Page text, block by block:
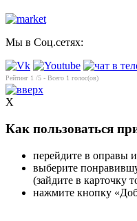
Мы в Соц.сетях:
Рейтинг 1 /5 - Всего 1 голос(ов)
X
Как пользоваться
перейдите в оправы
выберите
(зайдите в карточку
нажмите кнопку